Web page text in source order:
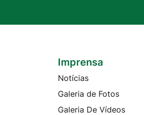
Seção do Rodapé e Contato
Imprensa
Notícias
Galeria de Fotos
Galeria De Vídeos